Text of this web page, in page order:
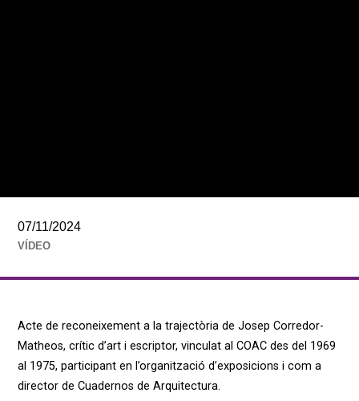
07/11/2024
VÍDEO
Acte de reconeixement a la trajectòria de Josep Corredor-
Matheos, crític d’art i escriptor, vinculat al COAC des del 1969
al 1975, participant en l’organització d’exposicions i com a
director de Cuadernos de Arquitectura.